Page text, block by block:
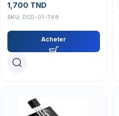
1,700 TND
SKU: DCD-01-T49
Acheter